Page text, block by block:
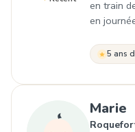
en train
en
5 ans
Marie